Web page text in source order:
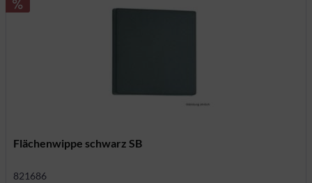
Flächenwippe schwarz SB
821686